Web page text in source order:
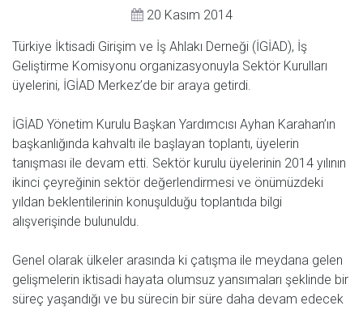
20 Kasım 2014
Türkiye İktisadi Girişim ve İş Ahlakı Derneği (İGİAD), İş
Geliştirme Komisyonu organizasyonuyla Sektör Kurulları
üyelerini, İGİAD Merkez’de bir araya getirdi.
İGİAD Yönetim Kurulu Başkan Yardımcısı Ayhan Karahan’ın
başkanlığında kahvaltı ile başlayan toplantı, üyelerin
tanışması ile devam etti. Sektör kurulu üyelerinin 2014 yılının
ikinci çeyreğinin sektör değerlendirmesi ve önümüzdeki
yıldan beklentilerinin konuşulduğu toplantıda bilgi
alışverişinde bulunuldu.
Genel olarak ülkeler arasında ki çatışma ile meydana gelen
gelişmelerin iktisadi hayata olumsuz yansımaları şeklinde bir
süreç yaşandığı ve bu sürecin bir süre daha devam edecek